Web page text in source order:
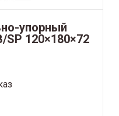
упорный
120×180×72